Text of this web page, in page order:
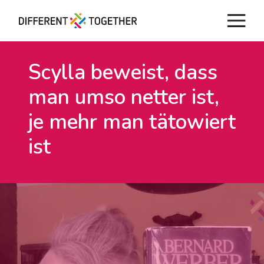
Videos
#differenttogether
Scylla beweist, dass
man umso netter ist,
je mehr man tätowiert
ist